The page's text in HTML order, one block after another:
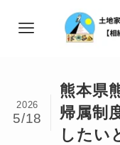
熊本県
帰属制
したい
2026
5/18